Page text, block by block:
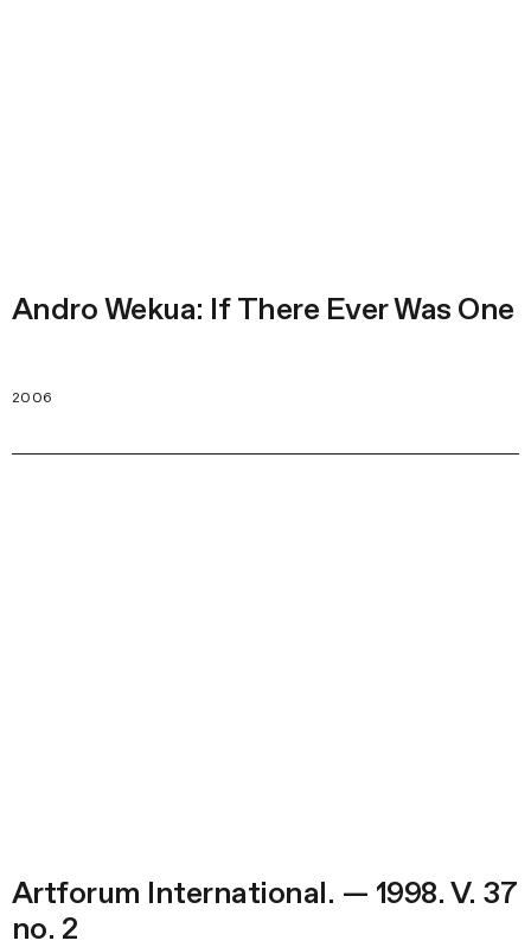
Andro Wekua: If There Ever Was One
2006
Artforum International. — 1998. V. 37
no. 2